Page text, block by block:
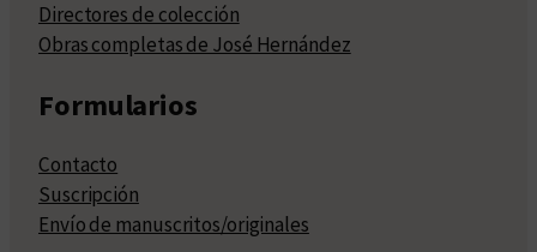
Directores de colección
Obras completas de José Hernández
Formularios
Contacto
Suscripción
Envío de manuscritos/originales